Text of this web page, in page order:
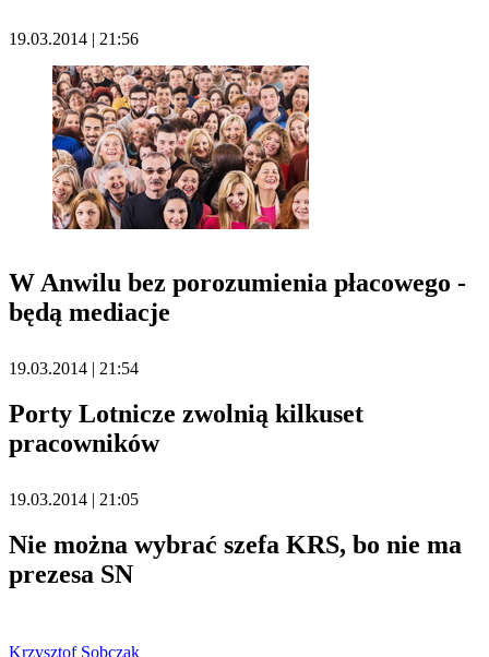
19.03.2014 | 21:56
W Anwilu bez porozumienia płacowego -
będą mediacje
19.03.2014 | 21:54
Porty Lotnicze zwolnią kilkuset
pracowników
19.03.2014 | 21:05
Nie można wybrać szefa KRS, bo nie ma
prezesa SN
Krzysztof Sobczak